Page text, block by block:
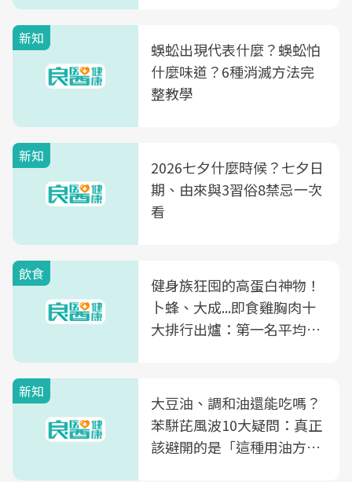
新知
蜈蚣出現代表什麼？蜈蚣怕
什麼味道？6種消滅方法完
整教學
新知
2026七夕什麼時候？七夕日
期、由來與3習俗8禁忌一次
看
飲食
健身族狂囤的高蛋白神物！
卜蜂、大成...即食雞胸肉十
大排行出爐：第一名平均一
新知
大豆油、調和油還能吃嗎？
苯駢芘風波10大疑問：真正
該避開的是「這種用油方